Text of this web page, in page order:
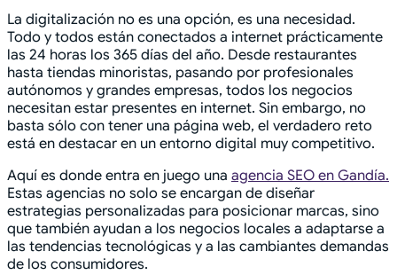
La digitalización no es una opción, es una necesidad.
Todo y todos están conectados a internet prácticamente
las 24 horas los 365 días del año. Desde restaurantes
hasta tiendas minoristas, pasando por profesionales
autónomos y grandes empresas, todos los negocios
necesitan estar presentes en internet. Sin embargo, no
basta sólo con tener una página web, el verdadero reto
está en destacar en un entorno digital muy competitivo.
Aquí es donde entra en juego una agencia SEO en Gandía.
Estas agencias no solo se encargan de diseñar
estrategias personalizadas para posicionar marcas, sino
que también ayudan a los negocios locales a adaptarse a
las tendencias tecnológicas y a las cambiantes demandas
de los consumidores.